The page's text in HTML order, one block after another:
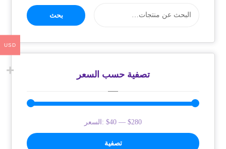
بحث
تصفية حسب السعر
تصفية
السعر: $40 — $280
USD